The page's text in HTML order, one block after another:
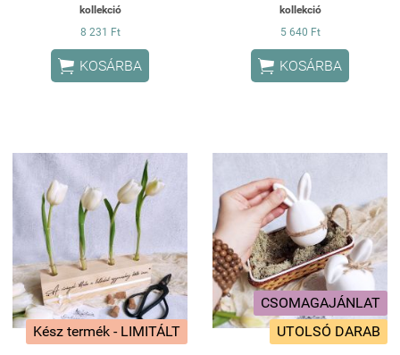
kollekció
8 231 Ft
 KOSÁRBA
kollekció
5 640 Ft
 KOSÁRBA
Kész termék - LIMITÁLT
CSOMAGAJÁNLAT
UTOLSÓ DARAB